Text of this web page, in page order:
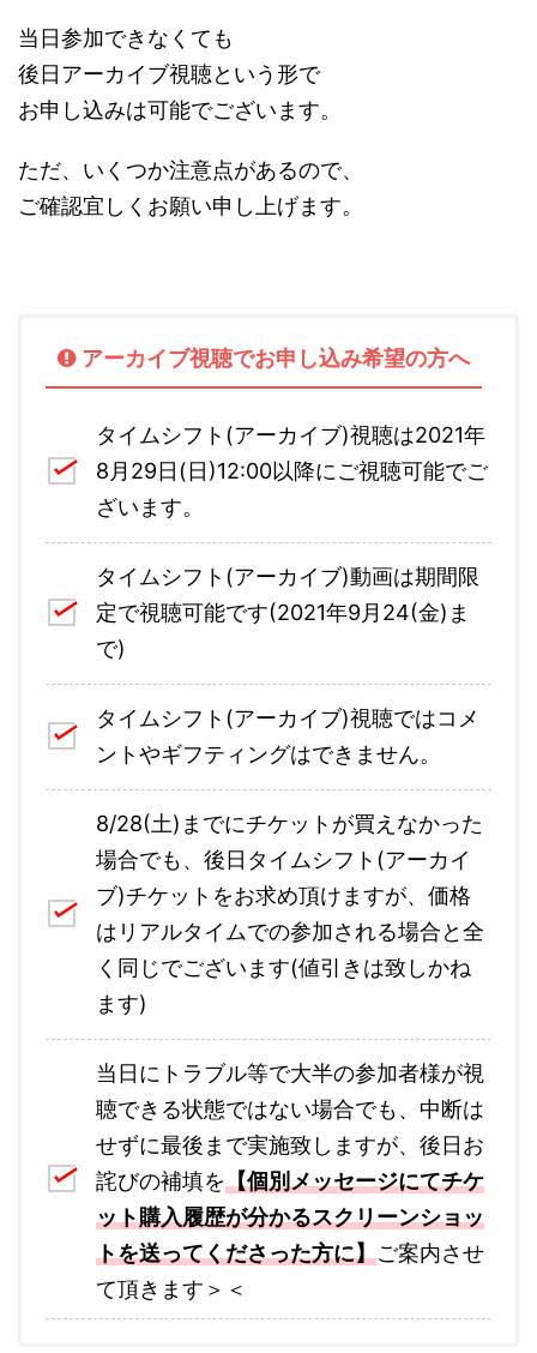
当日参加できなくても
後日アーカイブ視聴という形で
お申し込みは可能でございます。
ただ、いくつか注意点があるので、
ご確認宜しくお願い申し上げます。
アーカイブ視聴でお申し込み希望の方へ
タイムシフト(アーカイブ)視聴は2021年
8月29日(日)12:00以降にご視聴可能でご
ざいます。
タイムシフト(アーカイブ)動画は期間限
定で視聴可能です(2021年9月24(金)ま
で)
タイムシフト(アーカイブ)視聴ではコメ
ントやギフティングはできません。
8/28(土)までにチケットが買えなかった
場合でも、後日タイムシフト(アーカイ
ブ)チケットをお求め頂けますが、価格
はリアルタイムでの参加される場合と全
く同じでございます(値引きは致しかね
ます)
当日にトラブル等で大半の参加者様が視
聴できる状態ではない場合でも、中断は
せずに最後まで実施致しますが、後日お
詫びの補填を【個別メッセージにてチケ
ット購入履歴が分かるスクリーンショッ
トを送ってくださった方に】ご案内させ
て頂きます＞＜